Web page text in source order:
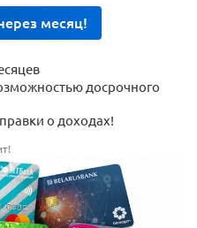
месяц!
досрочного
о доходах!